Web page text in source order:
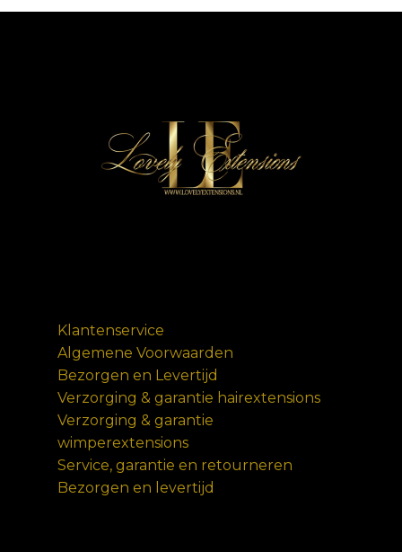
Klantenservice
Algemene Voorwaarden
Bezorgen en Levertijd
Verzorging & garantie hairextensions
Verzorging & garantie
wimperextensions
Service, garantie en retourneren
Bezorgen en levertijd